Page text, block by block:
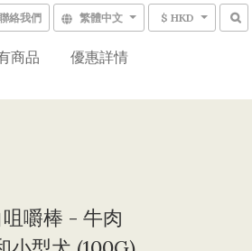
絡我們 繁體中文 $ HKD
商品 優惠詳情
嚼棒 - 牛肉